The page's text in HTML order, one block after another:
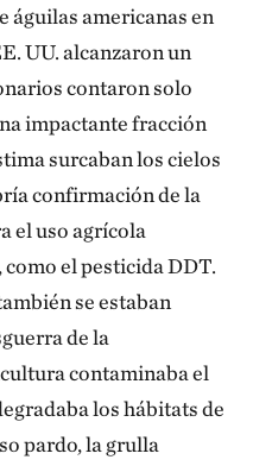
águilas americanas en
UU. alcanzaron un
contaron solo
impactante fracción
surcaban los cielos
confirmación de la
el uso agrícola
el pesticida DDT.
se estaban
de la
contaminaba el
los hábitats de
pardo, la grulla